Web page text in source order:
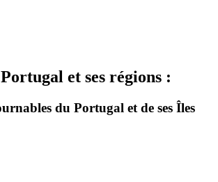
et ses régions :
du Portugal et de ses Îles